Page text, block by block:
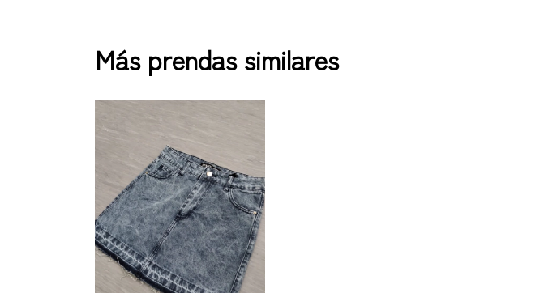
Más prendas similares